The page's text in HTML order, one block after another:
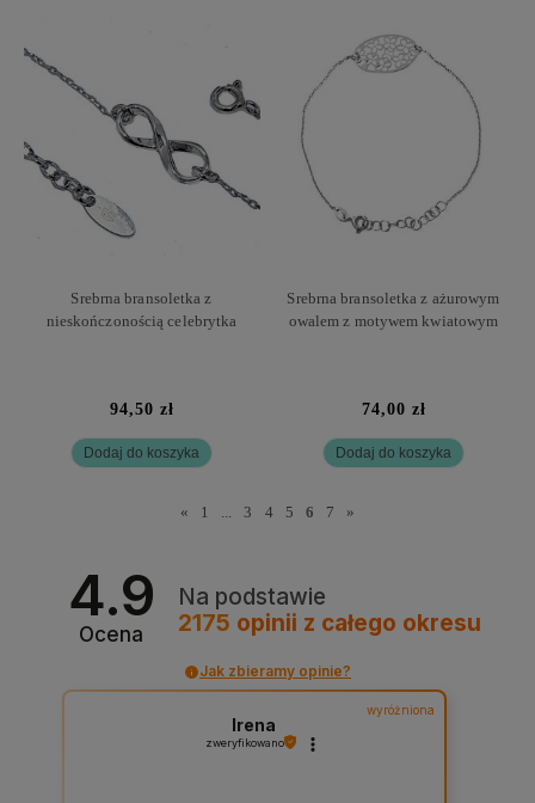
Srebrna bransoletka z
nieskończonością celebrytka
94,50 zł
Dodaj do koszyka
Srebrna bransoletka z ażurowym
owalem z motywem kwiatowym
74,00 zł
Dodaj do koszyka
« 1 3 4 5 6 7 »
4.9
Ocena
Na podstawie
2175 opinii z całego okresu
Jak zbieramy opinie?
wyróżniona
Irena
zweryfikowano